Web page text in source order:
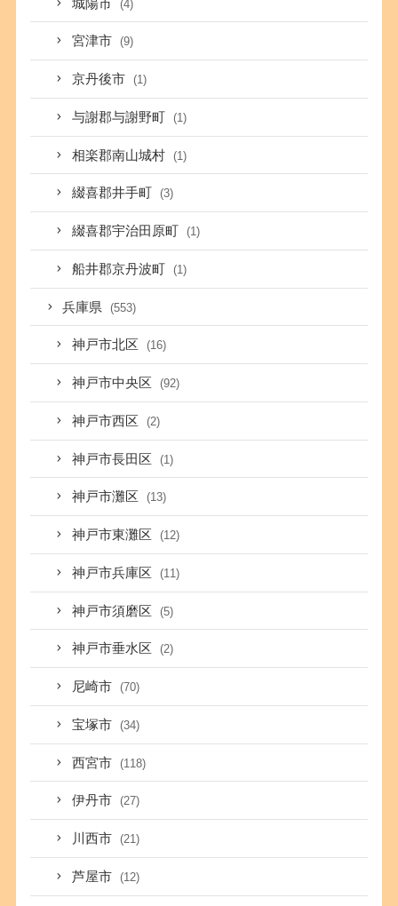
城陽市 (4)
宮津市 (9)
京丹後市 (1)
与謝郡与謝野町 (1)
相楽郡南山城村 (1)
綴喜郡井手町 (3)
綴喜郡宇治田原町 (1)
船井郡京丹波町 (1)
兵庫県 (553)
神戸市北区 (16)
神戸市中央区 (92)
神戸市西区 (2)
神戸市長田区 (1)
神戸市灘区 (13)
神戸市東灘区 (12)
神戸市兵庫区 (11)
神戸市須磨区 (5)
神戸市垂水区 (2)
尼崎市 (70)
宝塚市 (34)
西宮市 (118)
伊丹市 (27)
川西市 (21)
芦屋市 (12)